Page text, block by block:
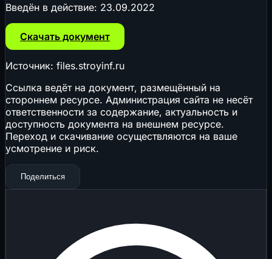
Введён в действие: 23.09.2022
Скачать документ
Источник: files.stroyinf.ru
Ссылка ведёт на документ, размещённый на
стороннем ресурсе. Администрация сайта не несёт
ответственности за содержание, актуальность и
доступность документа на внешнем ресурсе.
Переход и скачивание осуществляются на ваше
усмотрение и риск.
Поделиться